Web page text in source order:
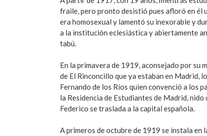
fraile, pero pronto desistió pues afloró en él
era homosexual y lamentó su inexorable y
a la institución eclesiástica y abiertamente
tabú.
En la primavera de 1919, aconsejado por su
de El Rinconcillo que ya estaban en Madrid,
Fernando de los Ríos quien convenció a los
la Residencia de Estudiantes de Madrid,
Federico se traslada a la capital española.
A primeros de octubre de 1919 se instala en